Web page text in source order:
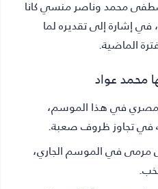
محمد وناصر منسي كانا
إشارة إلى تقديره لما
الماضية.
محمد عواد
في هذا الموسم،
تجاوز ظروف صعبة.
في الموسم الجاري،